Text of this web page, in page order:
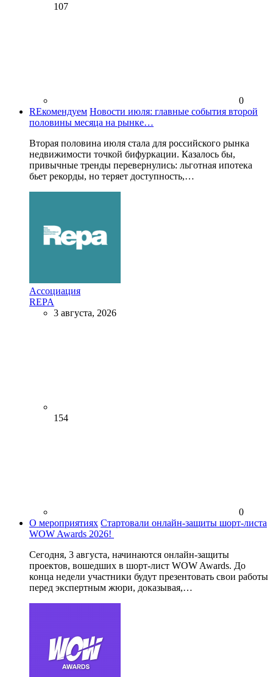
107
0
REкомендуем Новости июля: главные события второй
половины месяца на рынке…
Вторая половина июля стала для российского рынка
недвижимости точкой бифуркации. Казалось бы,
привычные тренды перевернулись: льготная ипотека
бьет рекорды, но теряет доступность,…
Ассоциация
REPA
3 августа, 2026
154
0
О мероприятиях Стартовали онлайн-защиты шорт-листа
WOW Awards 2026!
Сегодня, 3 августа, начинаются онлайн-защиты
проектов, вошедших в шорт-лист WOW Awards. До
конца недели участники будут презентовать свои работы
перед экспертным жюри, доказывая,…